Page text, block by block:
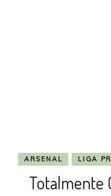
ARSENAL LIGA
Totalmente